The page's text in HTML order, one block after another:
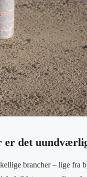
er det
brancher – lige fra